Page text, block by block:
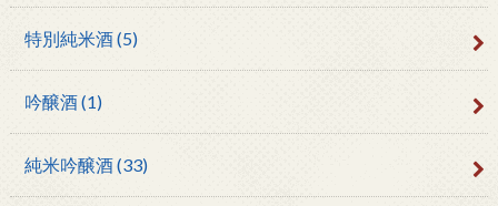
特別純米酒(5)
吟醸酒(1)
純米吟醸酒(33)